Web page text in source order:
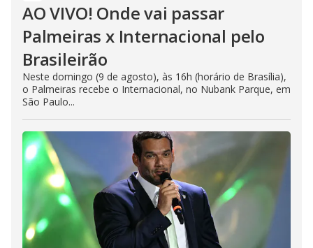
AO VIVO! Onde vai passar
Palmeiras x Internacional pelo
Brasileirão
Neste domingo (9 de agosto), às 16h (horário de Brasília),
o Palmeiras recebe o Internacional, no Nubank Parque, em
São Paulo...